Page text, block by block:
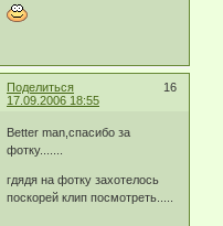
Поделиться
16
17.09.2006 18:55
Better man,спасибо за
фотку.......
гдядя на фотку захотелось
поскорей клип посмотреть.....